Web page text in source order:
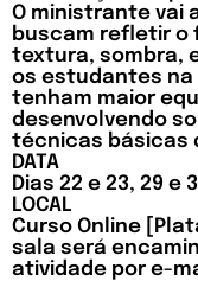
O ministrante vai
buscam refletir o
textura, sombra,
os estudantes na
tenham maior
desenvolvendo
técnicas básicas
DATA
Dias 22 e 23, 29 e
LOCAL
Curso Online
sala será
atividade por e-